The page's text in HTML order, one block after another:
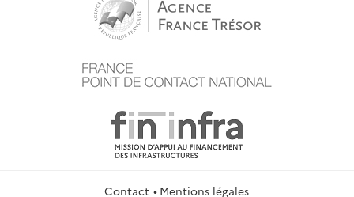
Contact
Mentions légales